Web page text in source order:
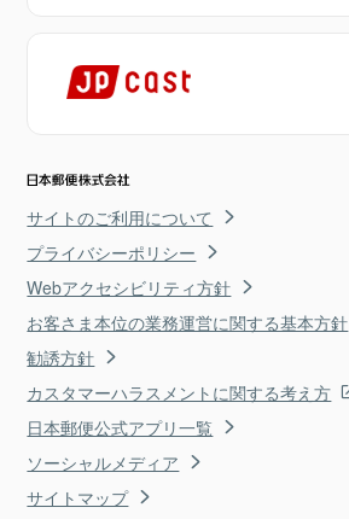
サイトのご利用について
プライバシーポリシー
Webアクセシビリティ方針
お客さま本位の業務運営に関する基本方針
勧誘方針
カスタマーハラスメントに関する考え方
日本郵便公式アプリ一覧
ソーシャルメディア
サイトマップ